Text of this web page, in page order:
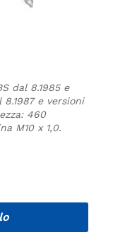
dal 8.1985 e
e versioni
460
M10 x 1,0.